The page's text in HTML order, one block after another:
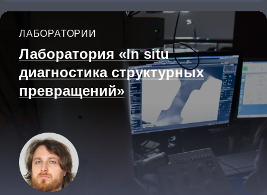
ЛАБОРАТОРИИ
Лаборатория «In situ
диагностика структурных
превращений»